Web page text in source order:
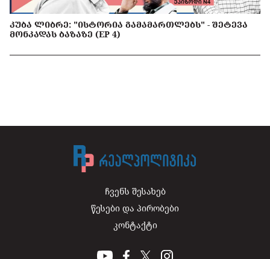
ᲙᲣᲑᲐ ᲚᲘᲑᲠᲔ: "ᲘᲡᲢᲝᲠᲘᲐ ᲒᲐᲛᲐᲛᲐᲠᲗᲚᲔᲑᲡ" - ᲨᲔᲢᲔᲕᲐ
ᲛᲝᲜᲙᲐᲓᲐᲡ ᲑᲐᲖᲐᲖᲔ (EP 4)
ჩვენს შესახებ
წესები და პირობები
კონტაქტი